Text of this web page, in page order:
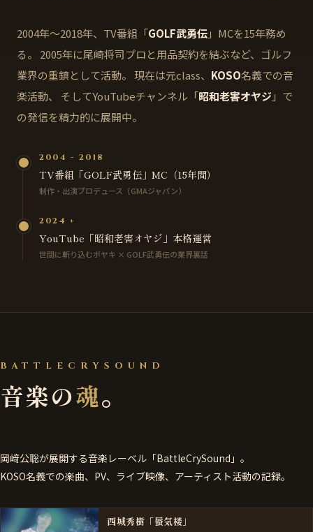
2004年〜2018年、TV番組「GOLF武勇伝」MCを15年務め
る。 2005年に尾崎将司プロと用品契約を結ぶなど、ゴルフ
業界の重鎮として活動。 現在は元class、 KOSO名義での音
楽活動、 そしてYouTubeチャンネル「昭和老害オヤジ」で
の発信を精力的に展開中。
2004 - 2018
TV番組「GOLF武勇伝」MC（15年間）
制作・出演プロデュース（GMAジャパン）
2024 +
YouTube「昭和老害オヤジ」本格運営
世間に斬り込むボヤキ × GOLF武勇伝の業界裏話
BATTLECRYSOUND
音楽の魂。
岡﨑公聡が展開する音楽レーベル「BattleCrySound」。
KOSO名義での楽曲、PV、ライブ映像、アーティスト活動の記録。
西城秀樹「蜃気楼」